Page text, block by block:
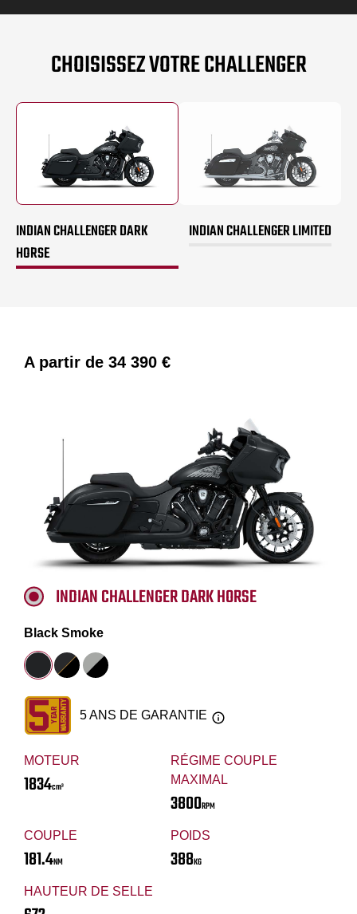
CHOISISSEZ VOTRE CHALLENGER
INDIAN CHALLENGER DARK
HORSE
INDIAN CHALLENGER LIMITED
A partir de 34 390 €
MOTEUR
1834cm³
RÉGIME COUPLE
MAXIMAL
3800RPM
COUPLE
181.4NM
POIDS
388KG
HAUTEUR DE SELLE
INDIAN CHALLENGER DARK HORSE
Black Smoke
5 ANS DE GARANTIE